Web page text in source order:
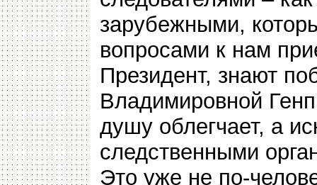
зарубежными,
вопросами к нам
Президент, знают
Владимировной
душу облегчает, а
следственными
Это уже не по-